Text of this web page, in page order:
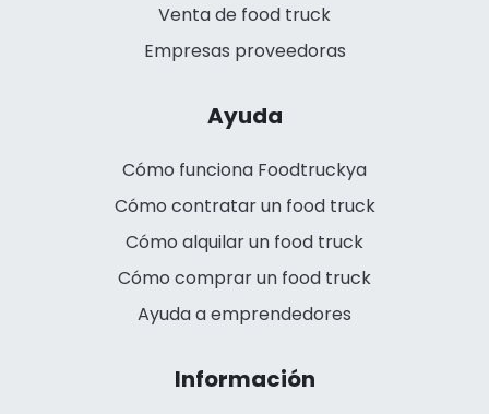
Venta de food truck
Empresas proveedoras
Ayuda
Cómo funciona Foodtruckya
Cómo contratar un food truck
Cómo alquilar un food truck
Cómo comprar un food truck
Ayuda a emprendedores
Información